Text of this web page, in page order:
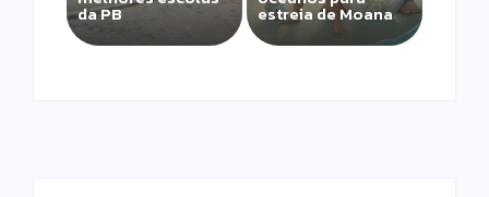
da PB estreia de Moana